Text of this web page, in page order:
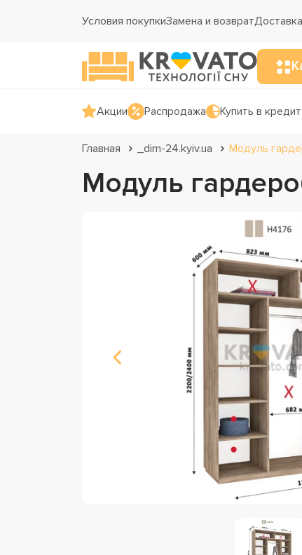
Условия покупкиЗамена и возврат
Акции Распродажа Купить в кредит
Главная _dim-24.kyiv.ua Модуль
Модуль